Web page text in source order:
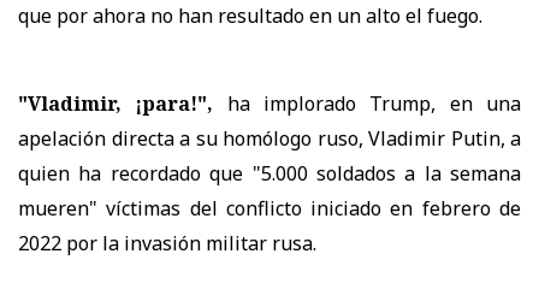
que por ahora no han resultado en un alto el fuego.
"Vladimir, ¡para!", ha implorado Trump, en una
apelación directa a su homólogo ruso, Vladimir Putin, a
quien ha recordado que "5.000 soldados a la semana
mueren" víctimas del conflicto iniciado en febrero de
2022 por la invasión militar rusa.